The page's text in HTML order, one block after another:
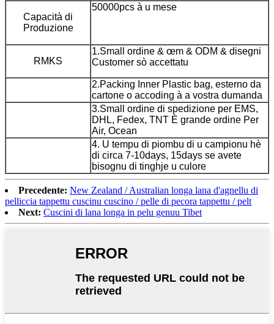
Capacità di
Produzione
50000pcs à u mese
RMKS
1.Small ordine & œm & ODM & disegni
Customer sò accettatu
2.Packing Inner Plastic bag, esterno da
cartone o accoding à a vostra dumanda
3.Small ordine di spedizione per EMS,
DHL, Fedex, TNT È grande ordine Per
Air, Ocean
4. U tempu di piombu di u campionu hè
di circa 7-10days, 15days se avete
bisognu di tinghje u culore
Precedente: New Zealand / Australian longa lana d'agnellu di
pelliccia tappettu cuscinu cuscino / pelle di pecora tappettu / pelt
Next: Cuscini di lana longa in pelu genuu Tibet